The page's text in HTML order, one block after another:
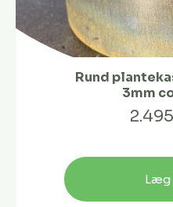
Rund
3mm
Læg